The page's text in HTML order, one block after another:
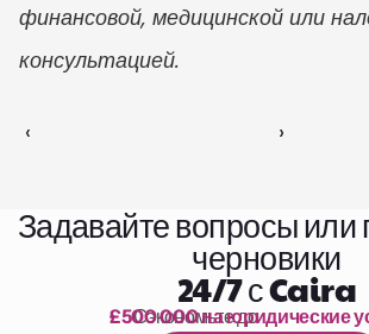
финансовой, медицинской или
консультацией.
‹ ›
Задавайте вопросы или
черновики
24/7 с Caira
Сэкономьте до
£500 000 на юридические